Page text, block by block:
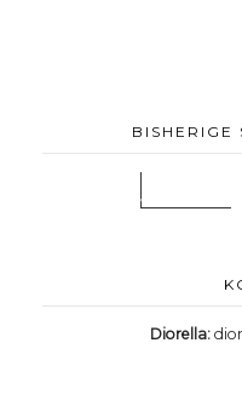
BISHERIGE
Diorella: